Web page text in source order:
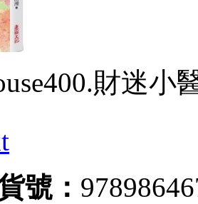
財迷小
號：